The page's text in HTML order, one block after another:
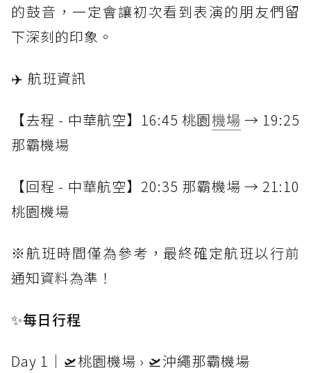
的鼓音，一定會讓初次看到表演的朋友們留
下深刻的印象。
✈️ 航班資訊
【去程 - 中華航空】16:45 桃園機場 → 19:25
那霸機場
【回程 - 中華航空】20:35 那霸機場 → 21:10
桃園機場
※航班時間僅為參考，最終確定航班以行前
通知資料為準！
✨每日行程
Day 1｜🛫桃園機場 › 🛫沖繩那霸機場